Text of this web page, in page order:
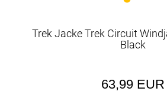
Trek Jacke Trek Circuit
Black
63,99 EUR